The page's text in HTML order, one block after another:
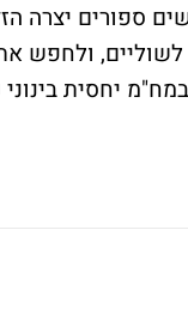
ספורים יצרה
ולחפש
יחסית בינוני